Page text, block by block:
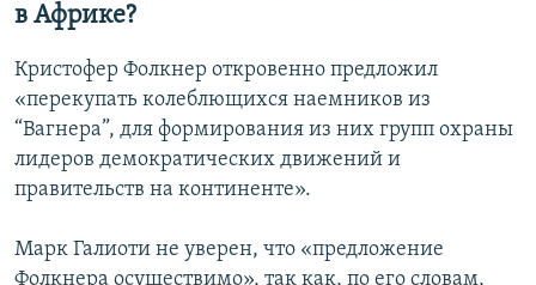
в Африке?
Кристофер Фолкнер откровенно предложил
«перекупать колеблющихся наемников из
“Вагнера”, для формирования из них групп охраны
лидеров демократических движений и
правительств на континенте».
Марк Галиоти не уверен, что «предложение
Фолкнера осуществимо», так как, по его словам,